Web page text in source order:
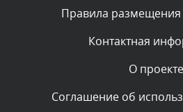
администратором.
Комментарий проверяется
администратором.
Правила
Контактная
О проекте
Соглашение об